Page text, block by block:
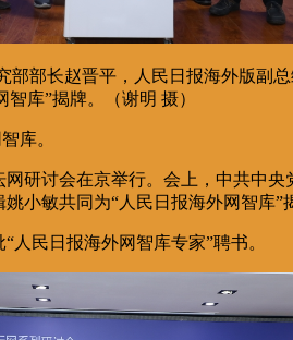
部长赵晋平，人民日报海外版副
智库”揭牌。（谢明 摄）
库。
研讨会在京举行。会上，中共中
小敏共同为“人民日报海外网智库”
民日报海外网智库专家”聘书。